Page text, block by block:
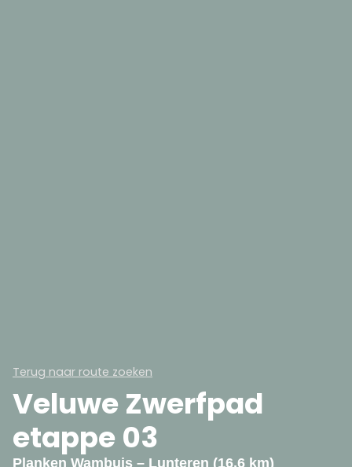
Terug naar route zoeken
Veluwe Zwerfpad
etappe 03
Planken Wambuis – Lunteren (16,6 km)